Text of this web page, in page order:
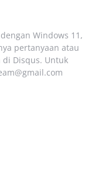
Windows 11,
pertanyaan atau
di Disqus. Untuk